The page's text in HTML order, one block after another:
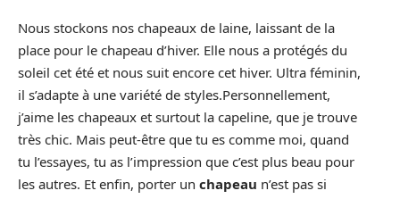
Nous stockons nos chapeaux de laine, laissant de la
place pour le chapeau d’hiver. Elle nous a protégés du
soleil cet été et nous suit encore cet hiver. Ultra féminin,
il s’adapte à une variété de styles.Personnellement,
j’aime les chapeaux et surtout la capeline, que je trouve
très chic. Mais peut-être que tu es comme moi, quand
tu l’essayes, tu as l’impression que c’est plus beau pour
les autres. Et enfin, porter un chapeau n’est pas si